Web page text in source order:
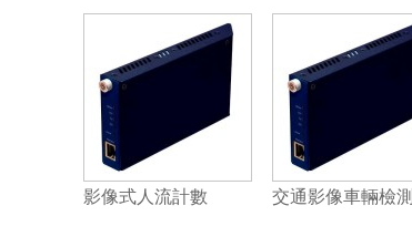
影像式人流計數 交通影像車輛檢測